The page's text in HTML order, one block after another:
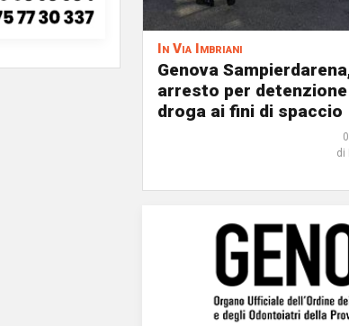
In Via Imbriani
Genova
arresto per
droga ai fini di spaccio
di